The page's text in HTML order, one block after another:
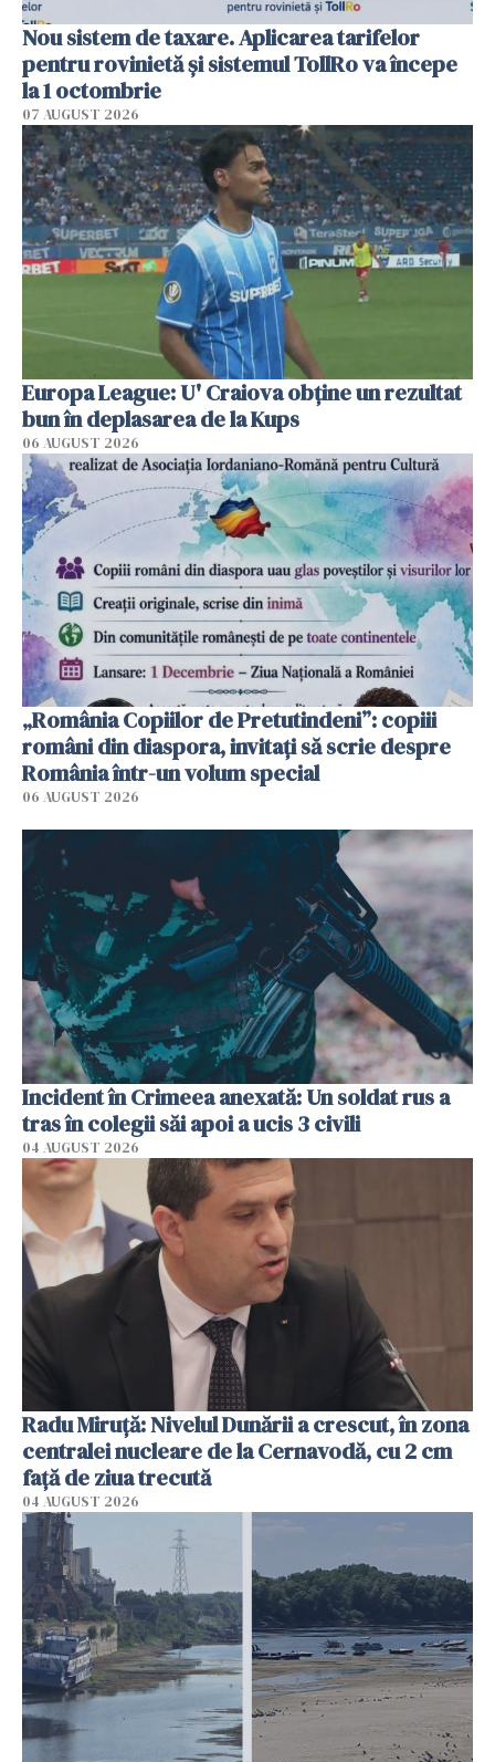
Nou sistem de taxare. Aplicarea tarifelor
pentru rovinietă şi sistemul TollRo va începe
la 1 octombrie
07 AUGUST 2026
Europa League: U' Craiova obține un rezultat
bun în deplasarea de la Kups
06 AUGUST 2026
„România Copiilor de Pretutindeni”: copiii
români din diaspora, invitați să scrie despre
România într-un volum special
06 AUGUST 2026
Incident în Crimeea anexată: Un soldat rus a
tras în colegii săi apoi a ucis 3 civili
04 AUGUST 2026
Radu Miruţă: Nivelul Dunării a crescut, în zona
centralei nucleare de la Cernavodă, cu 2 cm
faţă de ziua trecută
04 AUGUST 2026